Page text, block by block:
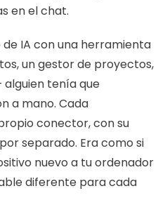
en el chat.
IA con una herramienta
un gestor de proyectos,
tenía que
a mano. Cada
conector, con su
separado. Era como si
nuevo a tu ordenador
diferente para cada